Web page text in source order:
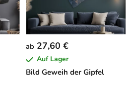
Bild Geweih der Gipfel
ab 27,60 €
Auf Lager